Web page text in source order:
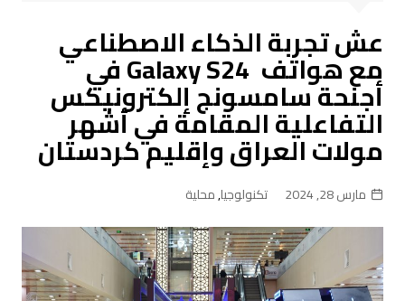
عش تجربة الذكاء الاصطناعي
مع هواتف Galaxy S24 في
أجنحة سامسونج إلكترونيكس
التفاعلية المقامة في أشهر
مولات العراق وإقليم كردستان
مارس 28, 2024 تكنولوجيا,محلية